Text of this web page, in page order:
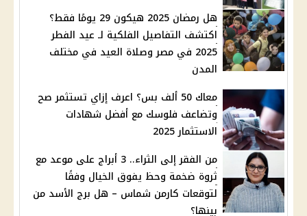
هل رمضان 2025 هيكون 29 يومًا فقط؟
اكتشف التفاصيل الفلكية لـ عيد الفطر
2025 في مصر وصلاة العيد في مختلف
المدن
معاك 50 ألف بس؟ اعرف إزاي تستثمر صح
وتضاعف فلوسك مع أفضل شهادات
الاستثمار 2025
من الفقر إلى الثراء.. 3 أبراج على موعد مع
ثروة ضخمة وحظ يفوق الخيال وفقًا
لتوقعات كارمن شماس – هل برج الأسد من
بينها؟